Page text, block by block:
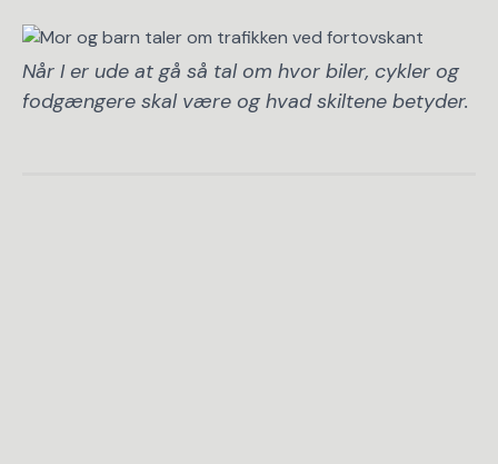
Når I er ude at gå så tal om hvor biler, cykler og
fodgængere skal være og hvad skiltene betyder.